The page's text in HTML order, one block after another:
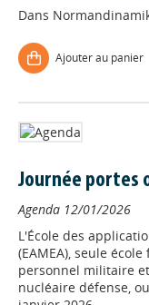
Dans
Ajouter au panier
Journée portes
Agenda 12/01/2026
L'École des
(EAMEA), seule
personnel militaire
nucléaire défense,